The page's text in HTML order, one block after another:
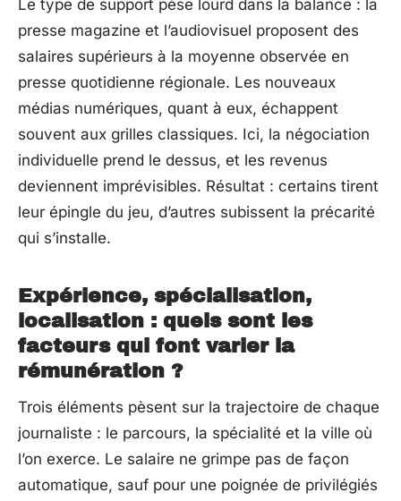
Le type de support pèse lourd dans la balance : la
presse magazine et l’audiovisuel proposent des
salaires supérieurs à la moyenne observée en
presse quotidienne régionale. Les nouveaux
médias numériques, quant à eux, échappent
souvent aux grilles classiques. Ici, la négociation
individuelle prend le dessus, et les revenus
deviennent imprévisibles. Résultat : certains tirent
leur épingle du jeu, d’autres subissent la précarité
qui s’installe.
Expérience, spécialisation,
localisation : quels sont les
facteurs qui font varier la
rémunération ?
Trois éléments pèsent sur la trajectoire de chaque
journaliste : le parcours, la spécialité et la ville où
l’on exerce. Le salaire ne grimpe pas de façon
automatique, sauf pour une poignée de privilégiés